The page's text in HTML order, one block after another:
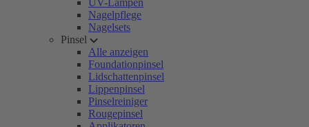
UV-Lampen
Nagelpflege
Nagelsets
Pinsel
Alle anzeigen
Foundationpinsel
Lidschattenpinsel
Lippenpinsel
Pinselreiniger
Rougepinsel